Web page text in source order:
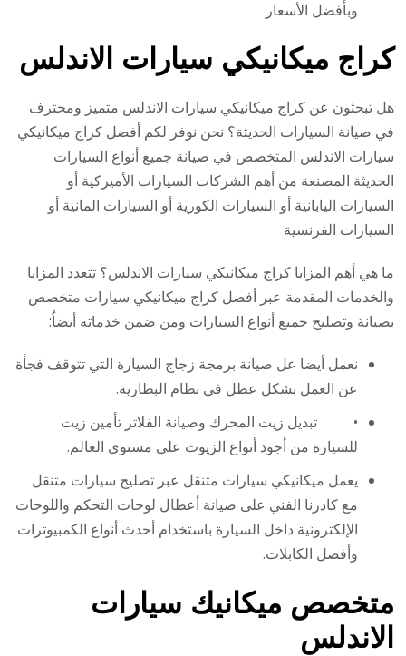
وبأفضل الأسعار
كراج ميكانيكي سيارات الاندلس
هل تبحثون عن كراج ميكانيكي سيارات الاندلس متميز ومحترف
في صيانة السيارات الحديثة؟ نحن نوفر لكم أفضل كراج ميكانيكي
سيارات الاندلس المتخصص في صيانة جميع أنواع السيارات
الحديثة المصنعة من أهم الشركات السيارات الأميركية أو
السيارات اليابانية أو السيارات الكورية أو السيارات المانية أو
السيارات الفرنسية
ما هي أهم المزايا كراج ميكانيكي سيارات الاندلس؟ تتعدد المزايا
والخدمات المقدمة عبر أفضل كراج ميكانيكي سيارات متخصص
بصيانة وتصليح جميع أنواع السيارات ومن ضمن خدماته أيضاُ:
نعمل أيضا عل صيانة برمجة زجاج السيارة التي تتوقف فجأة
عن العمل بشكل عطل في نظام البطارية.
• تبديل زيت المحرك وصيانة الفلاتر تأمين زيت
للسيارة من أجود أنواع الزيوت على مستوى العالم.
يعمل ميكانيكي سيارات متنقل عبر تصليح سيارات متنقل
مع كادرنا الفني على صيانة أعطال لوحات التحكم واللوحات
الإلكترونية داخل السيارة باستخدام أحدث أنواع الكمبيوترات
وأفضل الكابلات.
متخصص ميكانيك سيارات
الاندلس